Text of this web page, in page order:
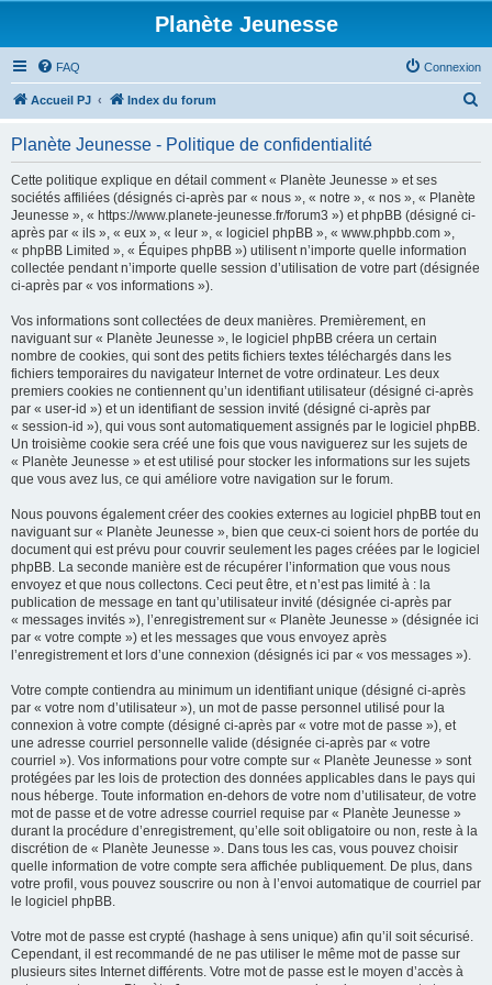
Planète Jeunesse
FAQ Connexion
Accueil PJ Index du forum
Planète Jeunesse - Politique de confidentialité
Cette politique explique en détail comment « Planète Jeunesse » et ses
sociétés affiliées (désignés ci-après par « nous », « notre », « nos », « Planète
Jeunesse », « https://www.planete-jeunesse.fr/forum3 ») et phpBB (désigné ci-
après par « ils », « eux », « leur », « logiciel phpBB », « www.phpbb.com »,
« phpBB Limited », « Équipes phpBB ») utilisent n’importe quelle information
collectée pendant n’importe quelle session d’utilisation de votre part (désignée
ci-après par « vos informations »).
Vos informations sont collectées de deux manières. Premièrement, en
naviguant sur « Planète Jeunesse », le logiciel phpBB créera un certain
nombre de cookies, qui sont des petits fichiers textes téléchargés dans les
fichiers temporaires du navigateur Internet de votre ordinateur. Les deux
premiers cookies ne contiennent qu’un identifiant utilisateur (désigné ci-après
par « user-id ») et un identifiant de session invité (désigné ci-après par
« session-id »), qui vous sont automatiquement assignés par le logiciel phpBB.
Un troisième cookie sera créé une fois que vous naviguerez sur les sujets de
« Planète Jeunesse » et est utilisé pour stocker les informations sur les sujets
que vous avez lus, ce qui améliore votre navigation sur le forum.
Nous pouvons également créer des cookies externes au logiciel phpBB tout en
naviguant sur « Planète Jeunesse », bien que ceux-ci soient hors de portée du
document qui est prévu pour couvrir seulement les pages créées par le logiciel
phpBB. La seconde manière est de récupérer l’information que vous nous
envoyez et que nous collectons. Ceci peut être, et n’est pas limité à : la
publication de message en tant qu’utilisateur invité (désignée ci-après par
« messages invités »), l’enregistrement sur « Planète Jeunesse » (désignée ici
par « votre compte ») et les messages que vous envoyez après
l’enregistrement et lors d’une connexion (désignés ici par « vos messages »).
Votre compte contiendra au minimum un identifiant unique (désigné ci-après
par « votre nom d’utilisateur »), un mot de passe personnel utilisé pour la
connexion à votre compte (désigné ci-après par « votre mot de passe »), et
une adresse courriel personnelle valide (désignée ci-après par « votre
courriel »). Vos informations pour votre compte sur « Planète Jeunesse » sont
protégées par les lois de protection des données applicables dans le pays qui
nous héberge. Toute information en-dehors de votre nom d’utilisateur, de votre
mot de passe et de votre adresse courriel requise par « Planète Jeunesse »
durant la procédure d’enregistrement, qu’elle soit obligatoire ou non, reste à la
discrétion de « Planète Jeunesse ». Dans tous les cas, vous pouvez choisir
quelle information de votre compte sera affichée publiquement. De plus, dans
votre profil, vous pouvez souscrire ou non à l’envoi automatique de courriel par
le logiciel phpBB.
Votre mot de passe est crypté (hashage à sens unique) afin qu’il soit sécurisé.
Cependant, il est recommandé de ne pas utiliser le même mot de passe sur
plusieurs sites Internet différents. Votre mot de passe est le moyen d’accès à